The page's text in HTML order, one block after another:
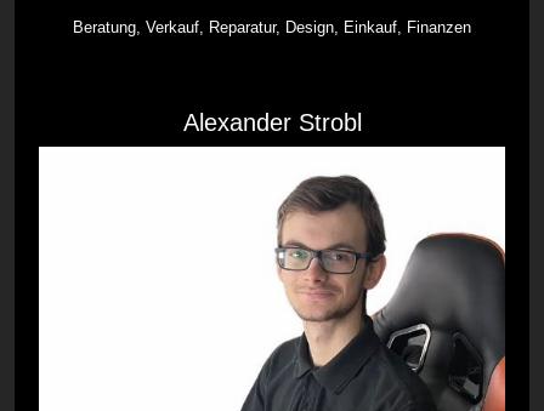
Beratung, Verkauf, Reparatur, Design, Einkauf, Finanzen
Alexander Strobl